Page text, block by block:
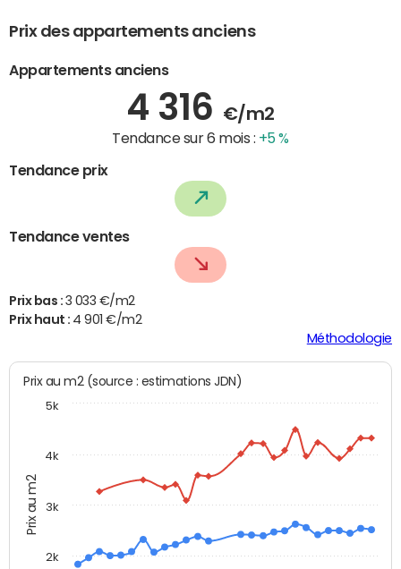
Prix des appartements anciens
Appartements anciens
4 316 €/m2
Tendance sur 6 mois : +5 %
Tendance prix
Tendance ventes
Prix bas : 3 033 €/m2
Prix haut : 4 901 €/m2
Méthodologie
Prix au m2
Prix au m2 (source : estimations JDN)
2k
3k
4k
5k